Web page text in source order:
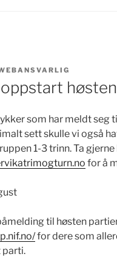
som har meldt seg
sett skulle vi også
1-3 trinn. Ta
for å
til høsten
for dere som
parti.